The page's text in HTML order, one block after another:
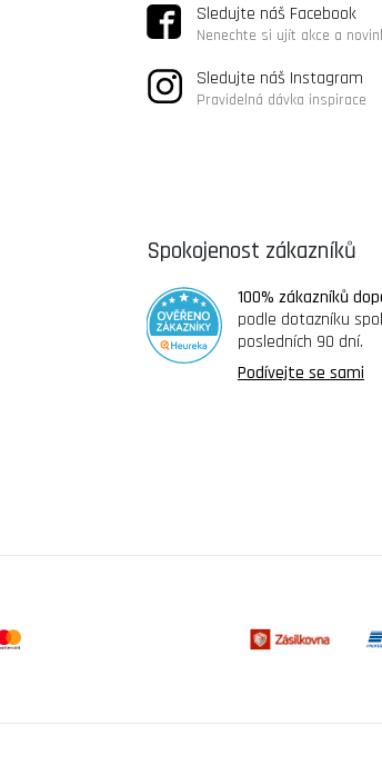
Sledujte náš Facebook
Nenechte si ujít akce a
Sledujte náš Instagram
Pravidelná dávka inspirace
Spokojenost zákazníků
100% zákazníků
podle dotazníku
posledních 90 dní.
Podívejte se sami